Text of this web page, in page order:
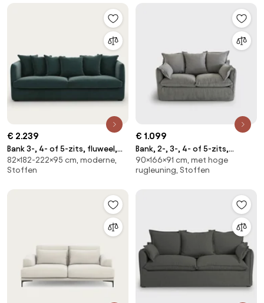
€ 2.239
Bank 3-, 4- of 5-zits, fluweel,
Neo Chiquito
82×182-222×95 cm, moderne,
Stoffen
€ 1.099
Bank, 2-, 3-, 4- of 5-zits,
afneembare hoezen, gekreukt
linnen, Odna
90×166×91 cm, met hoge
rugleuning, Stoffen